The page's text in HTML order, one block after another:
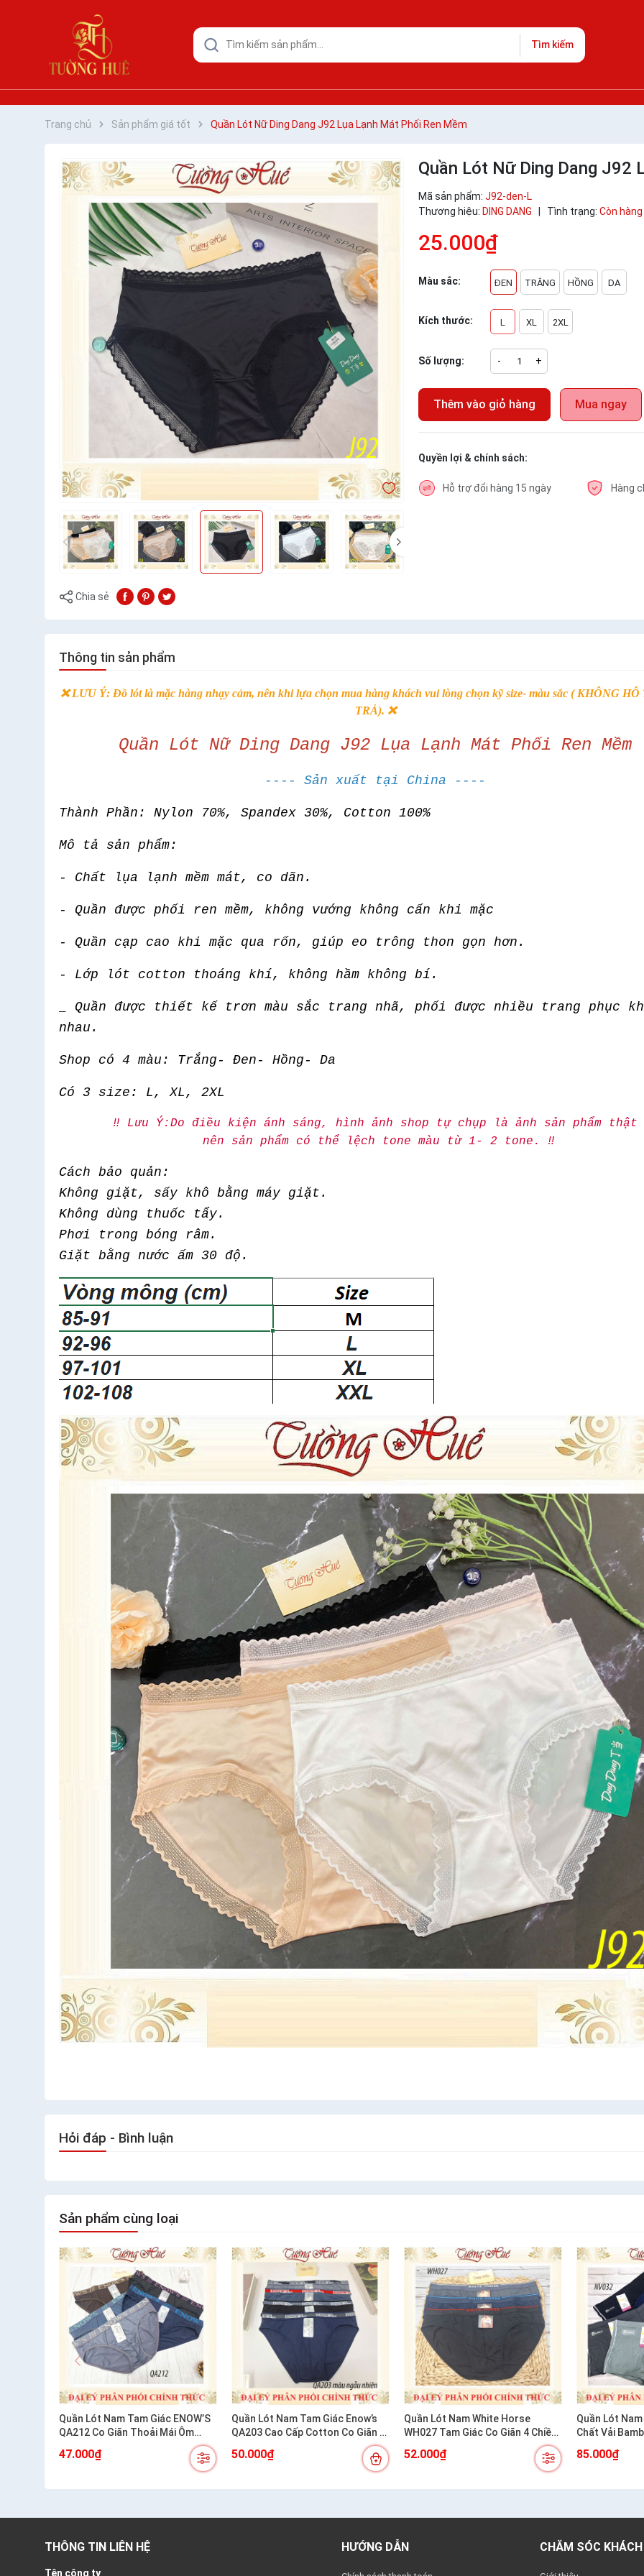
Tìm kiếm
Trang chủ Sản phẩm giá tốt Quần Lót Nữ Ding Dang J92 Lụa Lạnh Mát Phối Ren Mềm
Chia sẻ
Quần Lót Nữ Ding Dang J92
Mã sản phẩm: J92-den-L
Thương hiệu: DING DANG Tình trạng: Còn hàng
25.000₫
Màu sắc: ĐEN TRẮNG HỒNG DA
Kích thước: L XL 2XL
Số lượng: - +
Thêm vào giỏ hàng Mua ngay
Quyền lợi & chính sách:
Hỗ trợ đổi hàng 15 ngày Hàng
Thông tin sản phẩm
❌ LƯU Ý: Đồ lót là mặc hàng nhạy cảm, nên khi lựa chọn mua hàng khách vui lòng chọn kỹ size- màu sắc ( KHÔNG
TRẢ). ❌
Quần Lót Nữ Ding Dang J92 Lụa Lạnh Mát Phối Ren Mềm
---- Sản xuất tại China ----
Thành Phần: Nylon 70%, Spandex 30%, Cotton 100%
Mô tả sản phẩm:
- Chất lụa lạnh mềm mát, co dãn.
- Quần được phối ren mềm, không vướng không cấn khi mặc
- Quần cạp cao khi mặc qua rốn, giúp eo trông thon gọn hơn.
- Lớp lót cotton thoáng khí, không hầm không bí.
_ Quần được thiết kế trơn màu sắc trang nhã, phối được nhiều trang phục
nhau.
Shop có 4 màu: Trắng- Đen- Hồng- Da
Có 3 size: L, XL, 2XL
‼️ Lưu Ý:Do điều kiện ánh sáng, hình ảnh shop tự chụp là ảnh sản phẩm thật
nên sản phẩm có thể lệch tone màu từ 1- 2 tone. ‼️
Cách bảo quản:
Không giặt, sấy khô bằng máy giặt.
Không dùng thuốc tẩy.
Phơi trong bóng râm.
Giặt bằng nước ấm 30 độ.
Hỏi đáp - Bình luận
Sản phẩm cùng loại
Quần Lót Nam Tam Giác ENOW’S
QA212 Co Giãn Thoải Mái Ôm
47.000₫
Quần Lót Nam Tam Giác Enow’s
QA203 Cao Cấp Cotton Co Giãn 4
50.000₫
Quần Lót Nam White Horse
WH027 Tam Giác Co Giãn 4 Chiều
52.000₫
Quần Lót
Chất Vải
85.000₫
THÔNG TIN LIÊN HỆ
Tên công ty
HƯỚNG DẪN CHĂM SÓC